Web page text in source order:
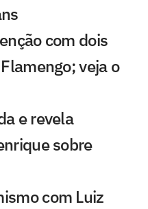
com dois
veja o
e revela
sobre
com Luiz